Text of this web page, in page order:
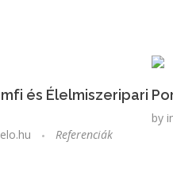
és Élelmiszeripari
Referenciák
by